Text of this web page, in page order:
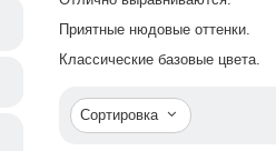
Приятные нюдовые оттенки.
Классические базовые цвета.
Сортировка